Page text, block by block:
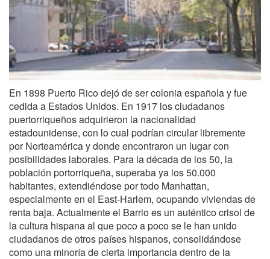
En 1898 Puerto Rico dejó de ser colonia española y fue
cedida a Estados Unidos. En 1917 los ciudadanos
puertorriqueños adquirieron la nacionalidad
estadounidense, con lo cual podrían circular libremente
por Norteamérica y donde encontraron un lugar con
posibilidades laborales. Para la década de los 50, la
población portorriqueña, superaba ya los 50.000
habitantes, extendiéndose por todo Manhattan,
especialmente en el East-Harlem, ocupando viviendas de
renta baja. Actualmente el Barrio es un auténtico crisol de
la cultura hispana al que poco a poco se le han unido
ciudadanos de otros países hispanos, consolidándose
como una minoría de cierta importancia dentro de la